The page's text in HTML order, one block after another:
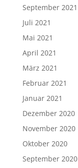
September 2021
Juli 2021
Mai 2021
April 2021
März 2021
Februar 2021
Januar 2021
Dezember 2020
November 2020
Oktober 2020
September 2020